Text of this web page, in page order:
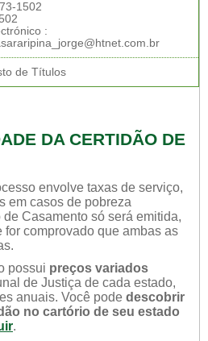
1502
:
de Títulos
DA CERTIDÃO DE
envolve taxas de serviço,
em casos de pobreza
Casamento só será emitida,
comprovado que ambas as
possui preços variados
de Justiça de cada estado,
anuais. Você pode descobrir
no cartório de seu estado
.